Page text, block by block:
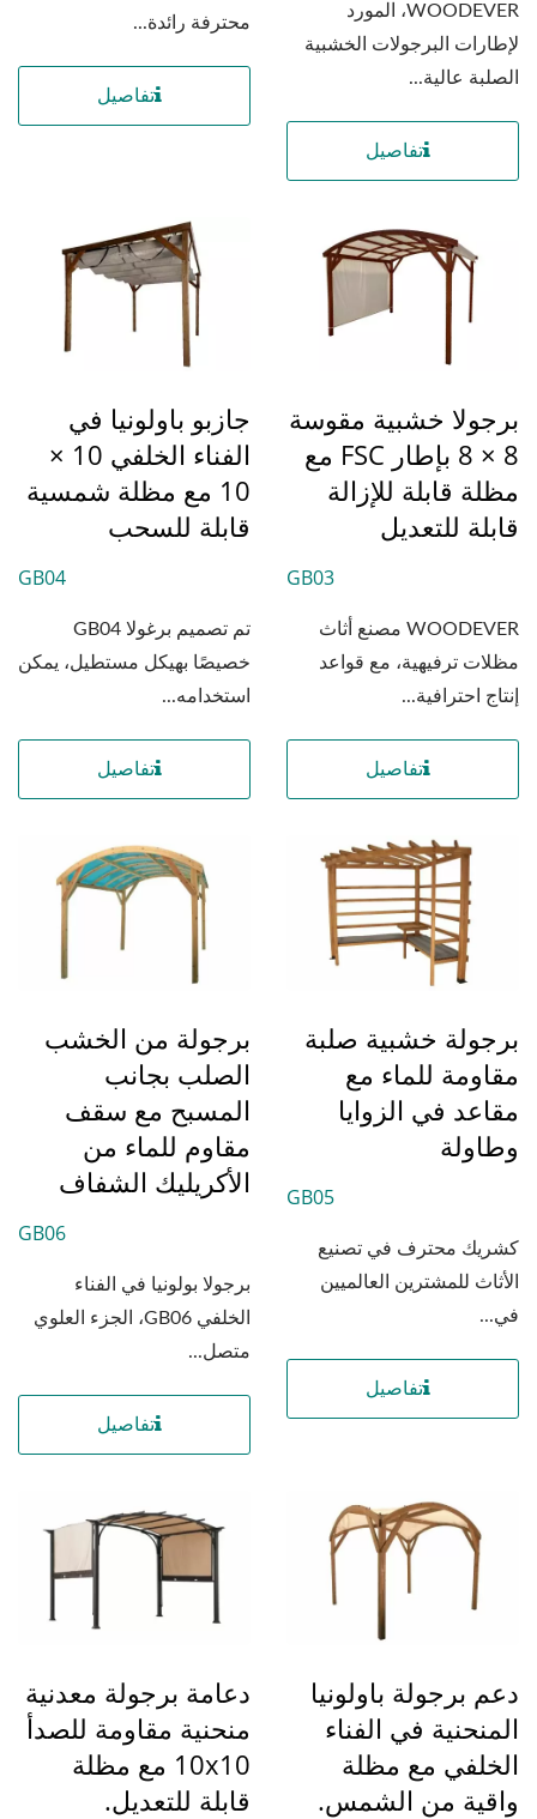
WOODEVER، المورد
لإطارات البرجولات الخشبية
الصلبة عالية...
تفاصيل
محترفة رائدة...
تفاصيل
برجولا خشبية مقوسة
8 × 8 بإطار FSC مع
مظلة قابلة للإزالة
قابلة للتعديل
GB03
WOODEVER مصنع أثاث
مظلات ترفيهية، مع قواعد
إنتاج احترافية...
تفاصيل
جازبو باولونيا في
الفناء الخلفي 10 ×
10 مع مظلة شمسية
قابلة للسحب
GB04
تم تصميم برغولا GB04
خصيصًا بهيكل مستطيل، يمكن
استخدامه...
تفاصيل
برجولة خشبية صلبة
مقاومة للماء مع
مقاعد في الزوايا
وطاولة
GB05
كشريك محترف في تصنيع
الأثاث للمشترين العالميين
في...
تفاصيل
برجولة من الخشب
الصلب بجانب
المسبح مع سقف
مقاوم للماء من
الأكريليك الشفاف
GB06
برجولا بولونيا في الفناء
الخلفي GB06، الجزء العلوي
متصل...
تفاصيل
دعم برجولة باولونيا
المنحنية في الفناء
الخلفي مع مظلة
واقية من الشمس.
دعامة برجولة معدنية
منحنية مقاومة للصدأ
10x10 مع مظلة
قابلة للتعديل.